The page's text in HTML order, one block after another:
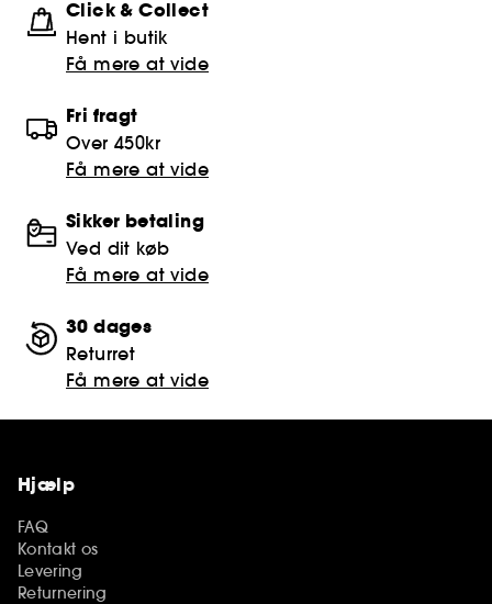
Click & Collect
Hent i butik
Få mere at vide
Fri fragt
Over 450kr
Få mere at vide
Sikker betaling
Ved dit køb
Få mere at vide
30 dages
Returret
Få mere at vide
Hjælp
FAQ
Kontakt os
Levering
Returnering